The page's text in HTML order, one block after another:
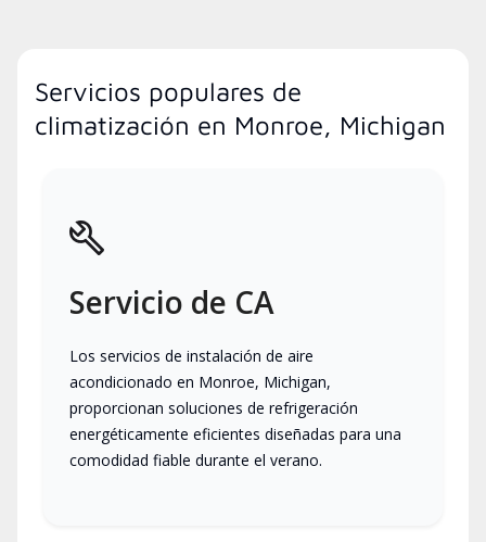
Servicios populares de
climatización en Monroe, Michigan
Servicio de CA
Los servicios de instalación de aire
acondicionado en Monroe, Michigan,
proporcionan soluciones de refrigeración
energéticamente eficientes diseñadas para una
comodidad fiable durante el verano.